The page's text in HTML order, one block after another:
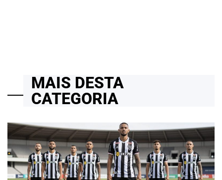
MAIS DESTA
CATEGORIA